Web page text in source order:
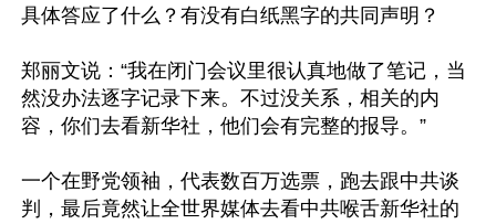
具体答应了什么？有没有白纸黑字的共同声明？
郑丽文说：“我在闭门会议里很认真地做了笔记，当
然没办法逐字记录下来。不过没关系，相关的内
容，你们去看新华社，他们会有完整的报导。”
一个在野党领袖，代表数百万选票，跑去跟中共谈
判，最后竟然让全世界媒体去看中共喉舌新华社的